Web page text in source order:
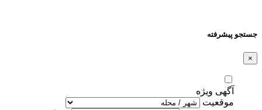
جستجو پیشرفته
×
آگهی ویژه
موقعیت